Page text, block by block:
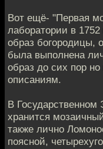
Вот ещё- "Первая
лаборатории в
образ богородицы,
была выполнена
образ до сих пор
описаниям.
В
хранится
также лично
поясной,